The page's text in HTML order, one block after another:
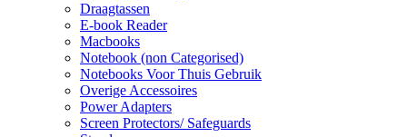
Draagtassen
E-book Reader
Macbooks
Notebook (non Categorised)
Notebooks Voor Thuis Gebruik
Overige Accessoires
Power Adapters
Screen Protectors/ Safeguards